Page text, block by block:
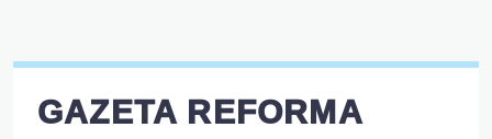
GAZETA REFORMA